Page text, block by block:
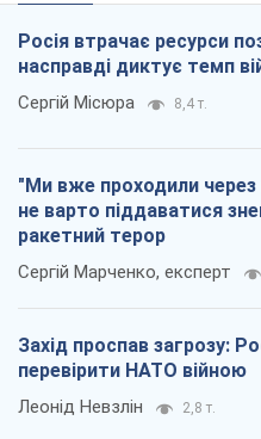
Росія втрачає ресурси
насправді диктує темп
Сергій Місюра 8,4 т.
"Ми вже проходили через
не варто піддаватися
ракетний терор
Сергій Марченко, експерт
Захід проспав загрозу:
перевірити НАТО війною
Леонід Невзлін 2,8 т.